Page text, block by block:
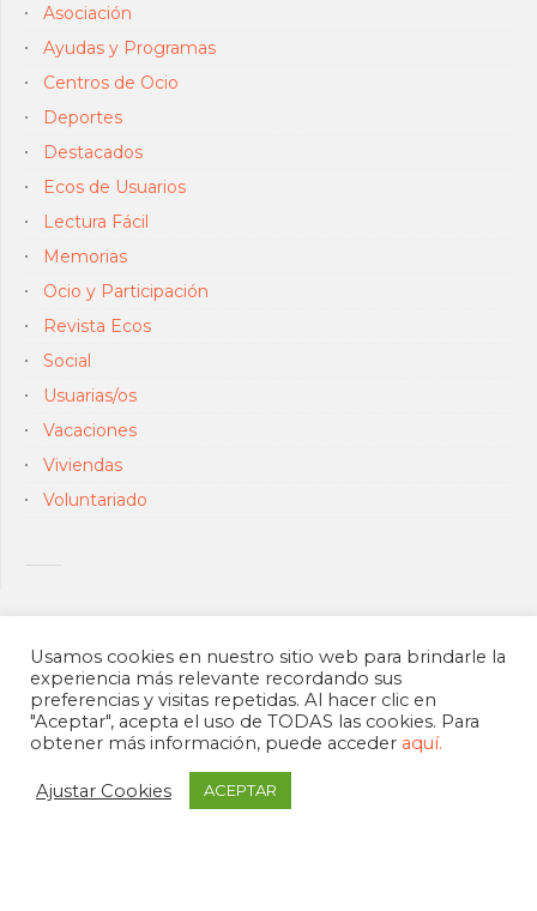
Asociación
Ayudas y Programas
Centros de Ocio
Deportes
Destacados
Ecos de Usuarios
Lectura Fácil
Memorias
Ocio y Participación
Revista Ecos
Social
Usuarias/os
Vacaciones
Viviendas
Voluntariado
Usamos cookies en nuestro sitio web para brindarle la
experiencia más relevante recordando sus
preferencias y visitas repetidas. Al hacer clic en
"Aceptar", acepta el uso de TODAS las cookies. Para
obtener más información, puede acceder aquí.
Ajustar Cookies ACEPTAR